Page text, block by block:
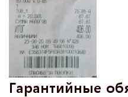
Гарантийные